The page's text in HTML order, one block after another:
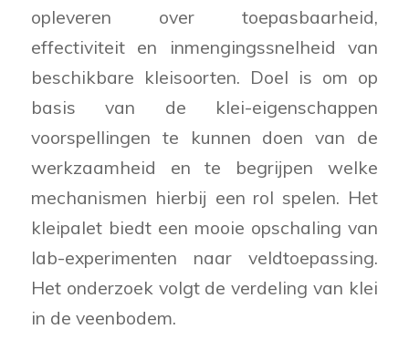
opleveren over toepasbaarheid,
effectiviteit en inmengingssnelheid van
beschikbare kleisoorten. Doel is om op
basis van de klei-eigenschappen
voorspellingen te kunnen doen van de
werkzaamheid en te begrijpen welke
mechanismen hierbij een rol spelen. Het
kleipalet biedt een mooie opschaling van
lab-experimenten naar veldtoepassing.
Het onderzoek volgt de verdeling van klei
in de veenbodem.